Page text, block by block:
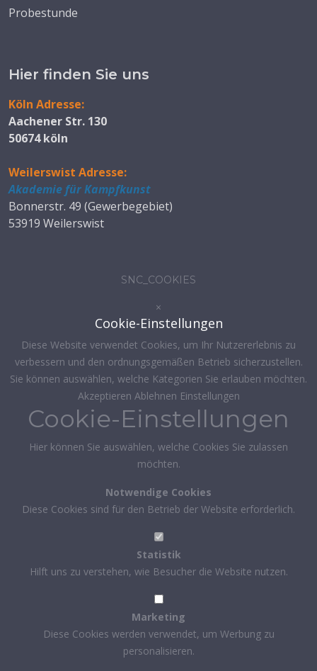
Probestunde
Hier finden Sie uns
Köln Adresse:
Aachener Str. 130
50674 köln
Weilerswist Adresse:
Akademie für Kampfkunst
Bonnerstr. 49 (Gewerbegebiet)
53919 Weilerswist
SNC_COOKIES
×
Cookie-Einstellungen
Diese Website verwendet Cookies, um Ihr Nutzererlebnis zu
verbessern und den ordnungsgemäßen Betrieb sicherzustellen.
Sie können auswählen, welche Kategorien Sie erlauben möchten.
Akzeptieren Ablehnen Einstellungen
Cookie-Einstellungen
Hier können Sie auswählen, welche Cookies Sie zulassen
möchten.
Notwendige Cookies
Diese Cookies sind für den Betrieb der Website erforderlich.
Statistik
Hilft uns zu verstehen, wie Besucher die Website nutzen.
Marketing
Diese Cookies werden verwendet, um Werbung zu
personalisieren.